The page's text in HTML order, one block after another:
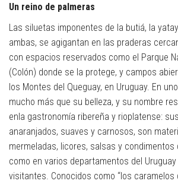
Un reino de palmeras
Las siluetas imponentes de la butiá, la
ambas, se agigantan en las praderas
con espacios reservados como el Parque
(Colón) donde se la protege, y campos
los Montes del Queguay, en Uruguay. En
mucho más que su belleza, y su nombre
enla gastronomía ribereña y rioplatense:
anaranjados, suaves y carnosos, son
mermeladas, licores, salsas y condimentos
como en varios departamentos del
visitantes. Conocidos como “los caramelos